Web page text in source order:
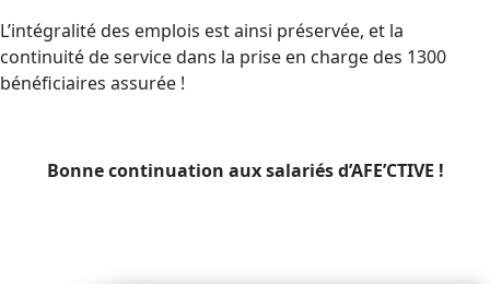
L’intégralité des emplois est ainsi préservée, et la
continuité de service dans la prise en charge des 1300
bénéficiaires assurée !
Bonne continuation aux salariés d’AFE’CTIVE !